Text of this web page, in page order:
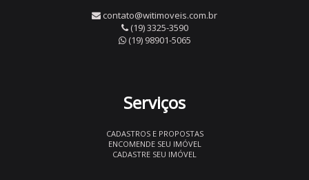
contato@witimoveis.com.br
(19) 3325-3590
(19) 98901-5065
Serviços
CADASTROS E PROPOSTAS
ENCOMENDE SEU IMÓVEL
CADASTRE SEU IMÓVEL